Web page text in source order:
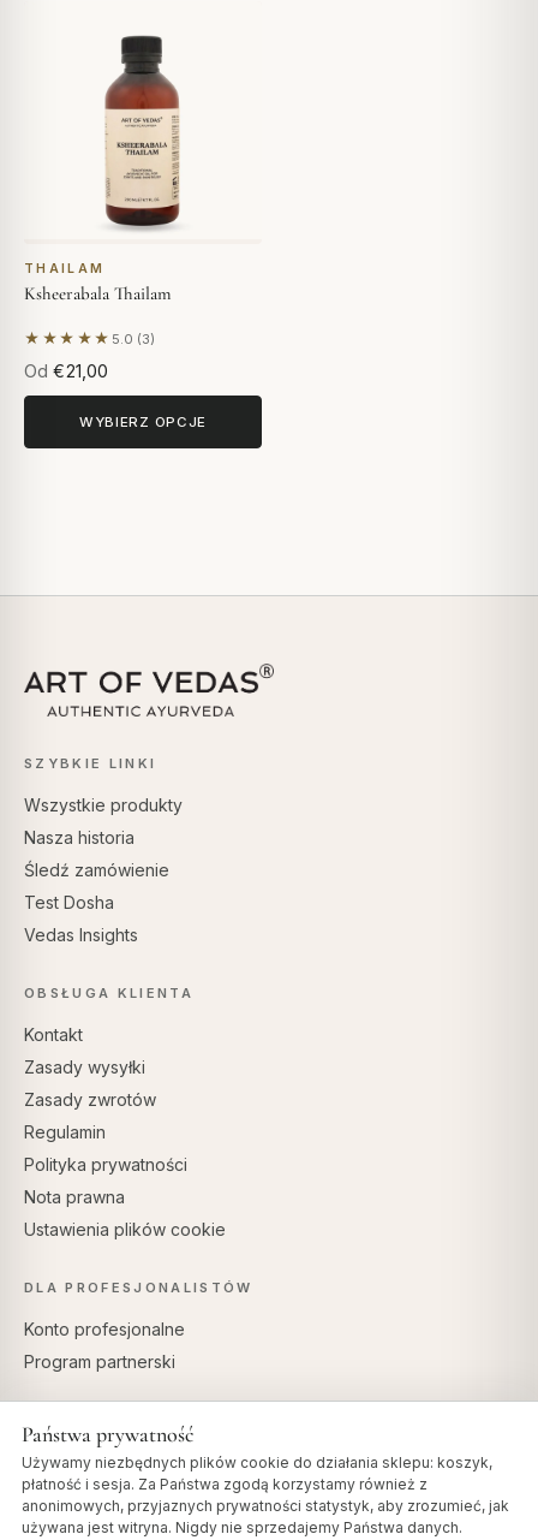
THAILAM
Ksheerabala Thailam
★★★★★ 5.0 (3)
Na podstawie 3 opinii
Od €21,00
WYBIERZ OPCJE
SZYBKIE LINKI
Wszystkie produkty
Nasza historia
Śledź zamówienie
Test Dosha
Vedas Insights
OBSŁUGA KLIENTA
Kontakt
Zasady wysyłki
Zasady zwrotów
Regulamin
Polityka prywatności
Nota prawna
Ustawienia plików cookie
DLA PROFESJONALISTÓW
Konto profesjonalne
Program partnerski
BEZPIECZNE PŁATNOŚCI
Państwa prywatność
Używamy niezbędnych plików cookie do działania sklepu: koszyk,
płatność i sesja. Za Państwa zgodą korzystamy również z
anonimowych, przyjaznych prywatności statystyk, aby zrozumieć, jak
używana jest witryna. Nigdy nie sprzedajemy Państwa danych.